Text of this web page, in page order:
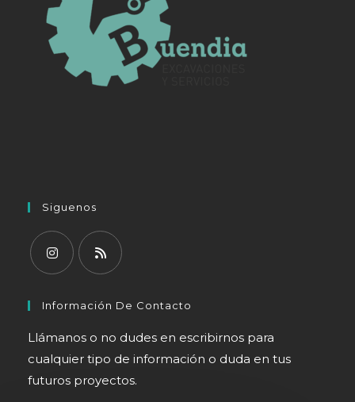
Siguenos
abre
una
nueva
pestaña
abre
una
nueva
pestaña
Información De Contacto
Llámanos o no dudes en escribirnos para
cualquier tipo de información o duda en tus
futuros proyectos.